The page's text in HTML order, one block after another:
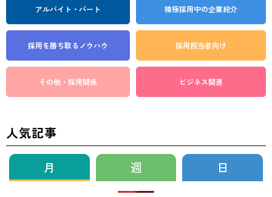
アルバイト・パート 積極採用中の企業紹介
採用を勝ち取る ノウハウ 採用担当者向け
その他・採用関係 ビジネス関連
人気記事
月 週 日